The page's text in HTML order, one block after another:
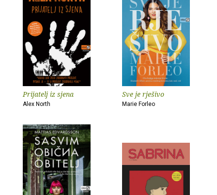
Prijatelj iz sjena
Alex North
Sve je rješivo
Marie Forleo